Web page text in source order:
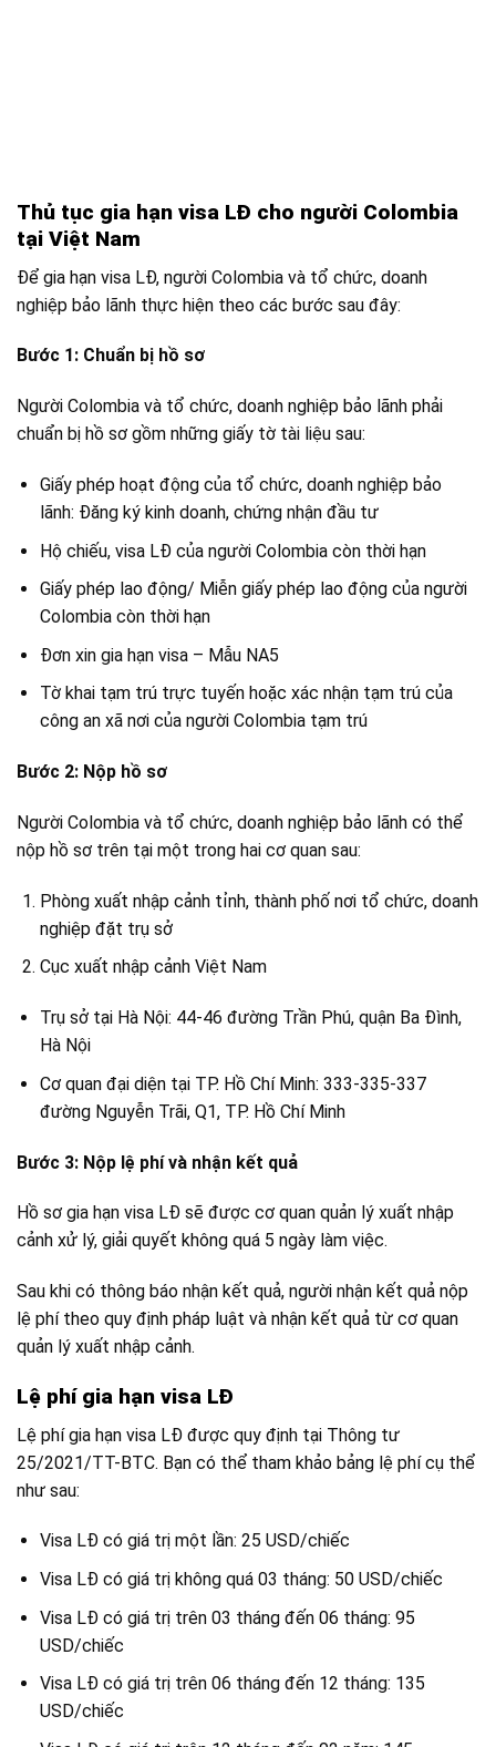
Thủ tục gia hạn visa LĐ cho người Colombia
tại Việt Nam
Để gia hạn visa LĐ, người Colombia và tổ chức, doanh
nghiệp bảo lãnh thực hiện theo các bước sau đây:
Bước 1: Chuẩn bị hồ sơ
Người Colombia và tổ chức, doanh nghiệp bảo lãnh phải
chuẩn bị hồ sơ gồm những giấy tờ tài liệu sau:
Giấy phép hoạt động của tổ chức, doanh nghiệp bảo
lãnh: Đăng ký kinh doanh, chứng nhận đầu tư
Hộ chiếu, visa LĐ của người Colombia còn thời hạn
Giấy phép lao động/ Miễn giấy phép lao động của người
Colombia còn thời hạn
Đơn xin gia hạn visa – Mẫu NA5
Tờ khai tạm trú trực tuyến hoặc xác nhận tạm trú của
công an xã nơi của người Colombia tạm trú
Bước 2: Nộp hồ sơ
Người Colombia và tổ chức, doanh nghiệp bảo lãnh có thể
nộp hồ sơ trên tại một trong hai cơ quan sau:
Phòng xuất nhập cảnh tỉnh, thành phố nơi tổ chức, doanh
nghiệp đặt trụ sở
Cục xuất nhập cảnh Việt Nam
Trụ sở tại Hà Nội: 44-46 đường Trần Phú, quận Ba Đình,
Hà Nội
Cơ quan đại diện tại TP. Hồ Chí Minh: 333-335-337
đường Nguyễn Trãi, Q1, TP. Hồ Chí Minh
Bước 3: Nộp lệ phí và nhận kết quả
Hồ sơ gia hạn visa LĐ sẽ được cơ quan quản lý xuất nhập
cảnh xử lý, giải quyết không quá 5 ngày làm việc.
Sau khi có thông báo nhận kết quả, người nhận kết quả nộp
lệ phí theo quy định pháp luật và nhận kết quả từ cơ quan
quản lý xuất nhập cảnh.
Lệ phí gia hạn visa LĐ
Lệ phí gia hạn visa LĐ được quy định tại Thông tư
25/2021/TT-BTC. Bạn có thể tham khảo bảng lệ phí cụ thể
như sau:
Visa LĐ có giá trị một lần: 25 USD/chiếc
Visa LĐ có giá trị không quá 03 tháng: 50 USD/chiếc
Visa LĐ có giá trị trên 03 tháng đến 06 tháng: 95
USD/chiếc
Visa LĐ có giá trị trên 06 tháng đến 12 tháng: 135
USD/chiếc